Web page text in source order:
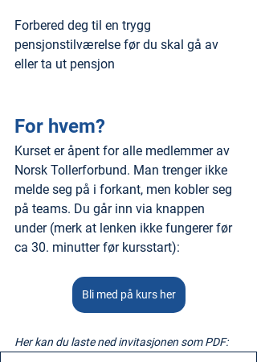
Forbered deg til en trygg
pensjonstilværelse før du skal gå av
eller ta ut pensjon
For hvem?
Kurset er åpent for alle medlemmer av
Norsk Tollerforbund. Man trenger ikke
melde seg på i forkant, men kobler seg
på teams. Du går inn via knappen
under (merk at lenken ikke fungerer før
ca 30. minutter før kursstart):
Bli med på kurs her
Her kan du laste ned invitasjonen som PDF: